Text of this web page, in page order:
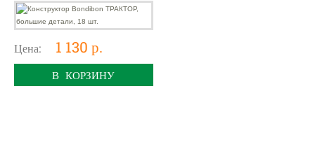
Цена: 1 130 р.
В КОРЗИНУ